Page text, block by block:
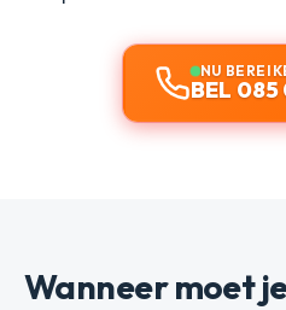
NU
BEL 085
Wanneer moet